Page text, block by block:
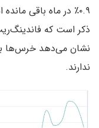
۰.۹٪ در ماه باقی
ذکر است که
ندارند.